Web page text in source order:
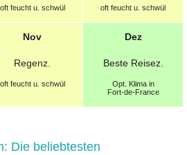
oft feucht u. schwül oft feucht u. schwül
Nov
Regenz.
oft feucht u. schwül
Dez
Beste Reisez.
Opt. Klima in
Fort-de-France
Die beliebtesten